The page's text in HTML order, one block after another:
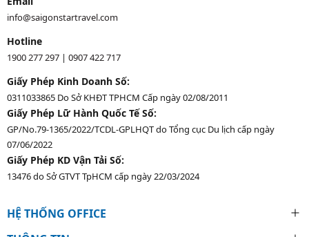
info@saigonstartravel.com
Hotline
1900 277 297 | 0907 422 717
Giấy Phép Kinh Doanh Số:
0311033865 Do Sở KHĐT TPHCM Cấp ngày 02/08/2011
Giấy Phép Lữ Hành Quốc Tế Số:
GP/No.79-1365/2022/TCDL-GPLHQT do Tổng cục Du lịch cấp ngày
07/06/2022
Giấy Phép KD Vận Tải Số:
13476 do Sở GTVT TpHCM cấp ngày 22/03/2024
HỆ THỐNG OFFICE